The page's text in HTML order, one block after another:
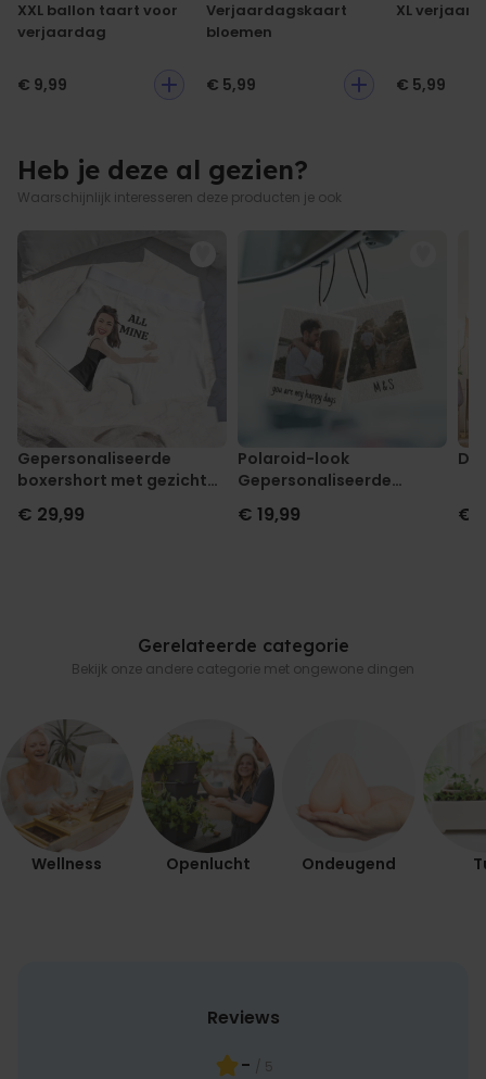
ongeveer +/-5% mogelijk
XXL ballon taart voor
verjaardag
€ 9,99
Verjaardagskaart
bloemen
€ 5,99
XL
€ 5,99
Heb je deze al gezien?
Waarschijnlijk interesseren deze producten je ook
Gepersonaliseerde
boxershort met gezicht
€ 29,99
Polaroid-look
Gepersonaliseerde
€ 19,99 €
Gerelateerde categorie
Bekijk onze andere categorie met ongewone dingen
Wellness Openlucht Ondeugend
Reviews
- / 5